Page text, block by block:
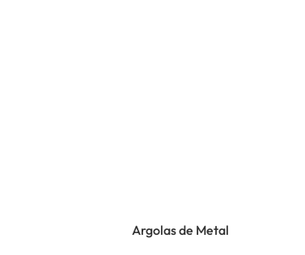
Argolas de Metal